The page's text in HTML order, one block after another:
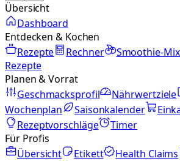
Übersicht
Dashboard
Entdecken & Kochen
Rezepte
Rechner Smoothie-
Rezepte
Planen & Vorrat
Geschmacksprofil
Nährwertziele
Wochenplan
Saisonkalender
Rezeptvorschläge
Timer
Für Profis
Übersicht
Etikett Health Claims